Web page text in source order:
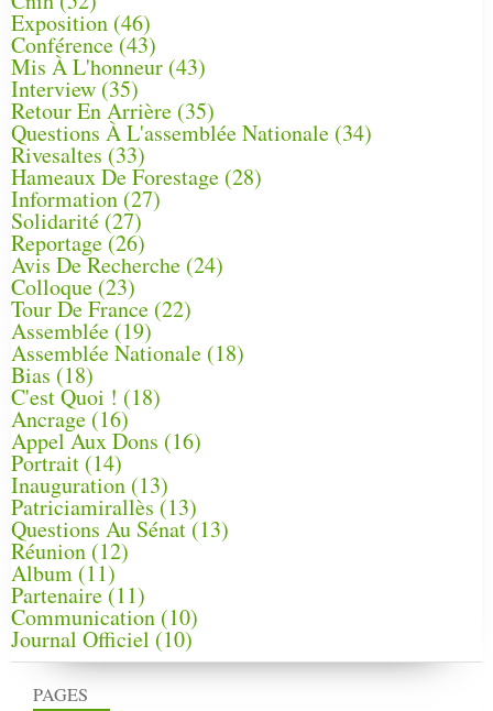
PAGES
Exposition (46)
Conférence(43)
Mis À L'honneur (43)
Interview (35)
Retour En Arrière (35)
Questions À L'assemblée Nationale (34)
Rivesaltes (33)
Hameaux De Forestage (28)
Information (27)
Solidarité (27)
Reportage (26)
Avis De Recherche (24)
Colloque (23)
Tour De France (22)
Assemblée (19)
Assemblée Nationale (18)
Bias (18)
C'est Quoi ! (18)
Ancrage (16)
Appel Aux Dons (16)
Portrait (14)
Inauguration (13)
Patriciamirallès (13)
Questions Au Sénat(13)
Réunion (12)
Album (11)
Partenaire(11)
Communication (10)
Journal Officiel (10)